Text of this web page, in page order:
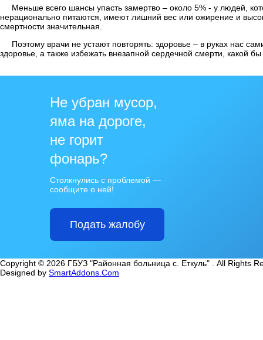
Меньше всего шансы упасть замертво – около 5% - у людей,
нерационально питаются, имеют лишний вес или ожирение и
смертности значительная.
Поэтому врачи не устают повторять: здоровье – в руках нас
здоровье, а также избежать внезапной сердечной смерти, какой
Не убран мусор,
яма на дороге,
не горит
фонарь?
Столкнулись с проблемой —
сообщите о ней!
Подать жалобу
Copyright © 2026 ГБУЗ "Районная больница с. Еткуль" . All Rights
Designed by SmartAddons.Com